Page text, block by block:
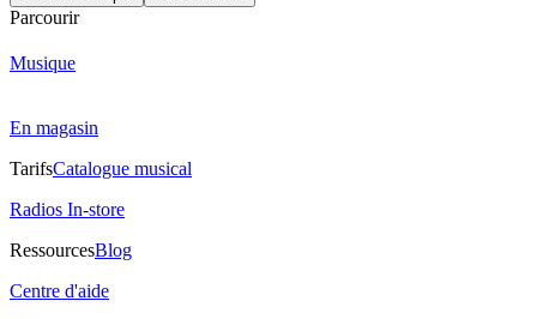
Parcourir
Musique
En magasin
TarifsCatalogue musical
Radios In-store
RessourcesBlog
Centre d'aide